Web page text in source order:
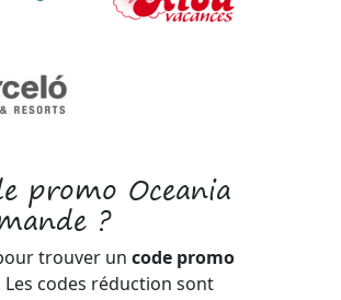
promo Oceania
?
trouver un code promo
Les codes réduction sont